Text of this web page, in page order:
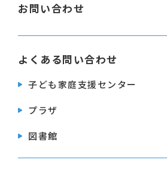
お問い合わせ
よくある問い合わせ
子ども家庭支援センター
プラザ
図書館